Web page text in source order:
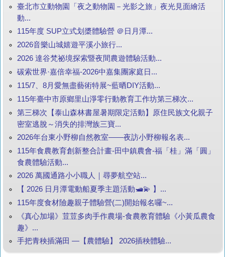
臺北市立動物園「夜之動物園－光影之旅」夜光見面繪活
動...
115年度 SUP立式划槳體驗營 ＠日月潭...
2026音樂山城嬉遊平溪小旅行...
2026 達谷梵祕境探索暨夜間農遊體驗活動...
碳索世界·嘉倍幸福-2026中嘉集團家庭日...
115/7、8月愛無盡藝術特展~藍晒DIY活動...
115年臺中市原鄉里山淨零行動教育工作坊第三梯次...
第三梯次【泰山森林書屋暑期限定活動】原住民族文化親子
密室逃脫～消失的排灣族三寶...
2026年台東小野柳自然教室——夜訪小野柳報名表...
115年食農教育創新整合計畫-田中鎮農會-福「桂」滿「圓」
食農體驗活動...
2026 萬國通路小小職人｜尋夢航空站...
【 2026 日月潭電動船夏季主題活動🛥️💫 】...
115年度食材險趣親子體驗營(二)開始報名囉~...
《真心加場》荳荳多肉手作農場-食農教育體驗《小黃瓜農食
趣》...
手把青秧插滿田 —【農體驗】 2026插秧體驗...